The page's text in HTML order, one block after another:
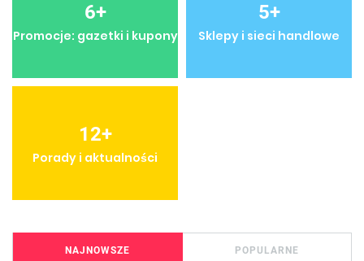
6+
Promocje: gazetki i kupony
5+
Sklepy i sieci handlowe
12+
Porady i aktualności
NAJNOWSZE POPULARNE